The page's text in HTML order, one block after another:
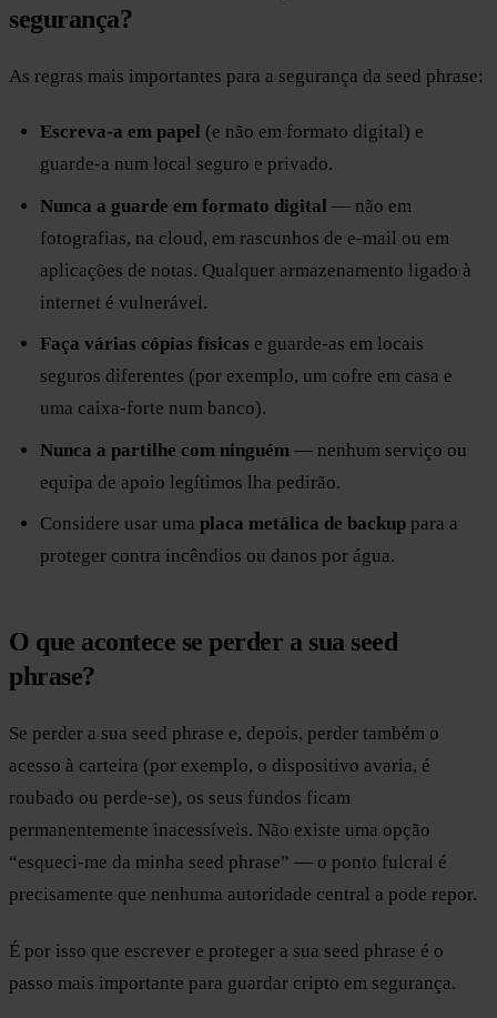
segurança?
As regras mais importantes para a segurança da seed phrase:
Escreva-a em papel (e não em formato digital) e
guarde-a num local seguro e privado.
Nunca a guarde em formato digital — não em
fotografias, na cloud, em rascunhos de e-mail ou em
aplicações de notas. Qualquer armazenamento ligado à
internet é vulnerável.
Faça várias cópias físicas e guarde-as em locais
seguros diferentes (por exemplo, um cofre em casa e
uma caixa-forte num banco).
Nunca a partilhe com ninguém — nenhum serviço ou
equipa de apoio legítimos lha pedirão.
Considere usar uma placa metálica de backuppara a
proteger contra incêndios ou danos por água.
O que acontece se perder a sua seed
phrase?
Se perder a sua seed phrase e, depois, perder também o
acesso à carteira (por exemplo, o dispositivo avaria, é
roubado ou perde-se), os seus fundos ficam
permanentemente inacessíveis. Não existe uma opção
“esqueci-me da minha seed phrase” — o ponto fulcral é
precisamente que nenhuma autoridade central a pode repor.
É por isso que escrever e proteger a sua seed phrase é o
passo mais importante para guardar cripto em segurança.